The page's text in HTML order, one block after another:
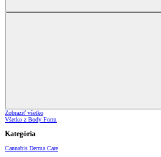
Zobraziť všetko
Všetko z Body Form
Kategória
Cannabis Derma Care